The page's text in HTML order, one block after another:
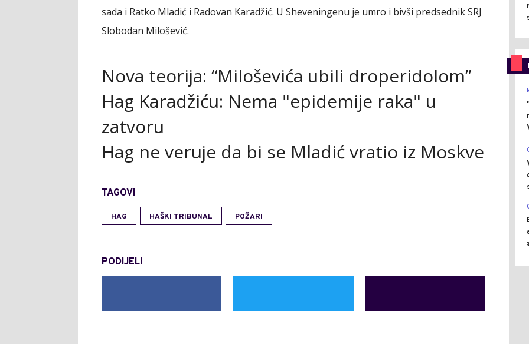
sada i Ratko Mladić i Radovan Karadžić. U Sheveningenu je umro i bivši predsednik SRJ
Slobodan Milošević.
Nova teorija: “Miloševića ubili droperidolom”
Hag Karadžiću: Nema "epidemije raka" u
zatvoru
Hag ne veruje da bi se Mladić vratio iz Moskve
TAGOVI
HAG HAŠKI TRIBUNAL POŽARI
PODIJELI